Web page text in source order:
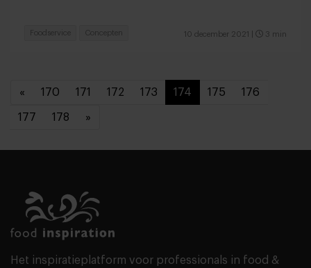
10 december 2021 3 min
Foodservice Concepten
« 170 171 172 173 174 175 176
177 178 »
Het inspiratieplatform voor professionals in food &